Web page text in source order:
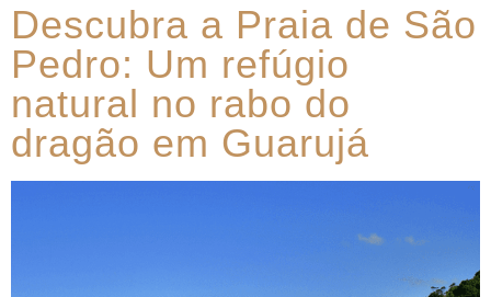
Descubra a Praia de São
Pedro: Um refúgio
natural no rabo do
dragão em Guarujá